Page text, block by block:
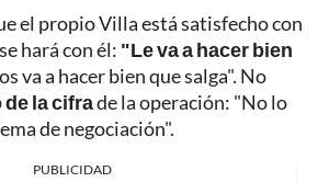
el propio Villa está satisfecho con
hará con él: "Le va a hacer bien
va a hacer bien que salga". No
de la cifrade la operación: "No lo
de negociación".
PUBLICIDAD